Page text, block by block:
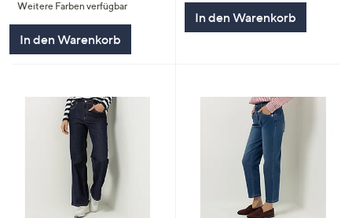
5
Weitere Farben verfügbar
In den Warenkorb
In den Warenkorb